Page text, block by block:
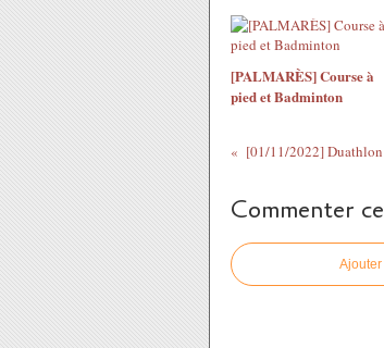
[PALMARÈS] Course à
pied et Badminton
[01/11/2022]
Commenter